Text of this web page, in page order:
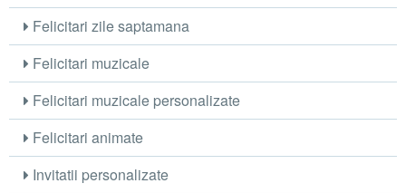
Felicitari zile saptamana
Felicitari muzicale
Felicitari muzicale personalizate
Felicitari animate
Invitatii personalizate